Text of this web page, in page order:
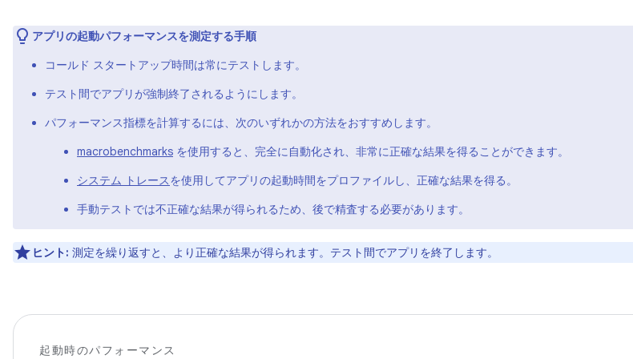
アプリの起動パフォーマンスを測定する手順
コールド スタートアップ時間は常にテストします。
テスト間でアプリが強制終了されるようにします。
パフォーマンス指標を計算するには、次のいずれかの方法をおすすめします。
macrobenchmarks を使用すると、完全に自動化され、非常に正確な結果を得ることができます。
システム トレースを使用してアプリの起動時間をプロファイルし、正確な結果を得る。
手動テストでは不正確な結果が得られるため、後で精査する必要があります。
ヒント: 測定を繰り返すと、より正確な結果が得られます。テスト間でアプリを終了します。
起動時のパフォーマンス